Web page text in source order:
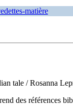
matière
tale / Rosanna
des références